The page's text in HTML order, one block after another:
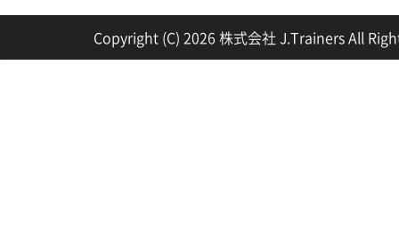
Copyright (C) 2026 株式会社 J.Trainers All